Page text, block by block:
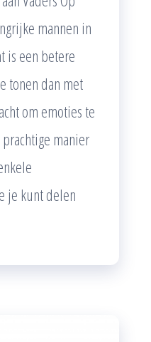
mannen in
is een betere
tonen dan met
om emoties te
manier
je kunt delen